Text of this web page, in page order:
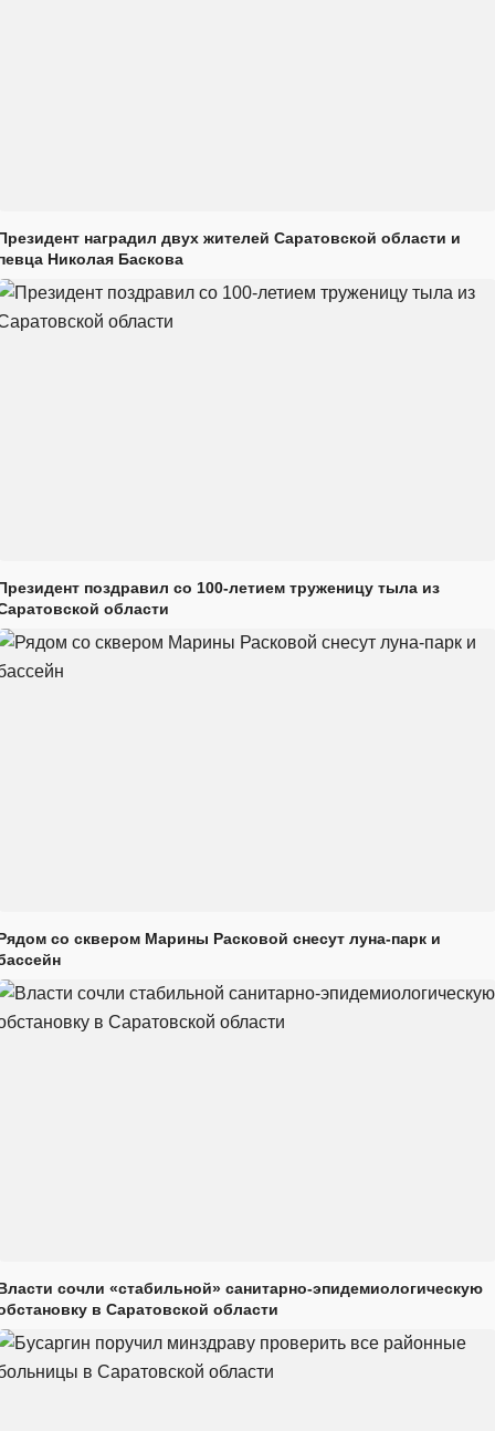
наградил двух жителей Саратовской области и
Николая Баскова
поздравил со 100-летием труженицу тыла из
области
со сквером Марины Расковой снесут луна-парк и
сочли «стабильной» санитарно-эпидемиологическую
в Саратовской области